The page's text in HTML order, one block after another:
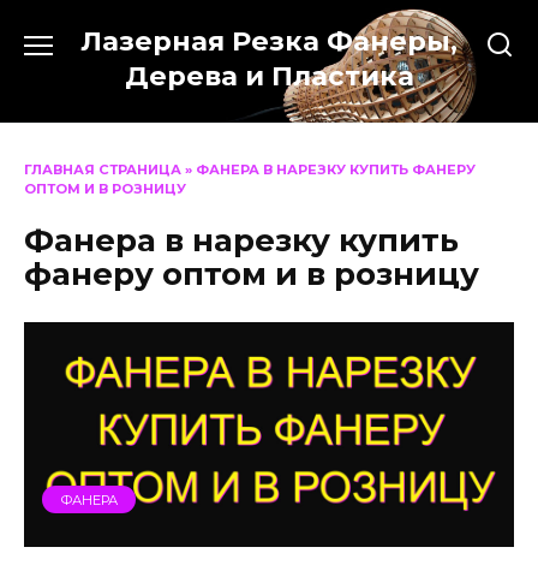
содержанию
Лазерная Резка Фанеры,
Дерева и Пластика
ГЛАВНАЯ СТРАНИЦА » ФАНЕРА В НАРЕЗКУ КУПИТЬ ФАНЕРУ
ОПТОМ И В РОЗНИЦУ
Фанера в нарезку купить
фанеру оптом и в розницу
ФАНЕРА